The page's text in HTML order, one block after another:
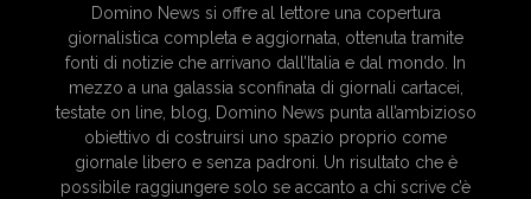
Domino News si offre al lettore una copertura
giornalistica completa e aggiornata, ottenuta tramite
fonti di notizie che arrivano dall’Italia e dal mondo. In
mezzo a una galassia sconfinata di giornali cartacei,
testate on line, blog, Domino News punta all’ambizioso
obiettivo di costruirsi uno spazio proprio come
giornale libero e senza padroni. Un risultato che è
possibile raggiungere solo se accanto a chi scrive c’è